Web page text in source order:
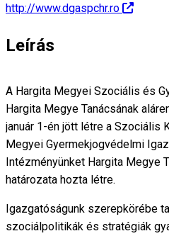
http://www.dgaspchr.ro
Leírás
A Hargita Megyei Szociális és
Hargita Megye Tanácsának
január 1-én jött létre a Szociális
Megyei Gyermekjogvédelmi
Intézményünket Hargita Megye
határozata hozta létre.
Igazgatóságunk szerepkörébe
szociálpolitikák és stratégiák